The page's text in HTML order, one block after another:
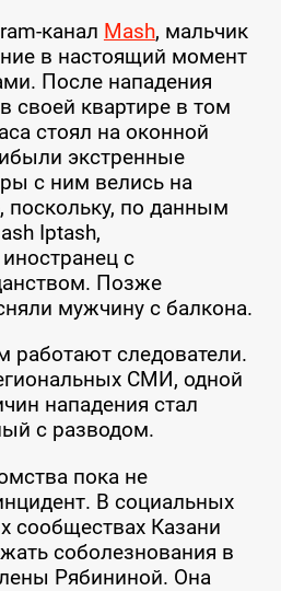
канал Mash, мальчик
в настоящий момент
После нападения
своей квартире в том
стоял на оконной
экстренные
с ним велись на
поскольку, по данным
Iptash,
с
Позже
мужчину с балкона.
работают следователи.
СМИ, одной
нападения стал
с разводом.
пока не
В социальных
сообществах Казани
соболезнования в
Рябининой. Она